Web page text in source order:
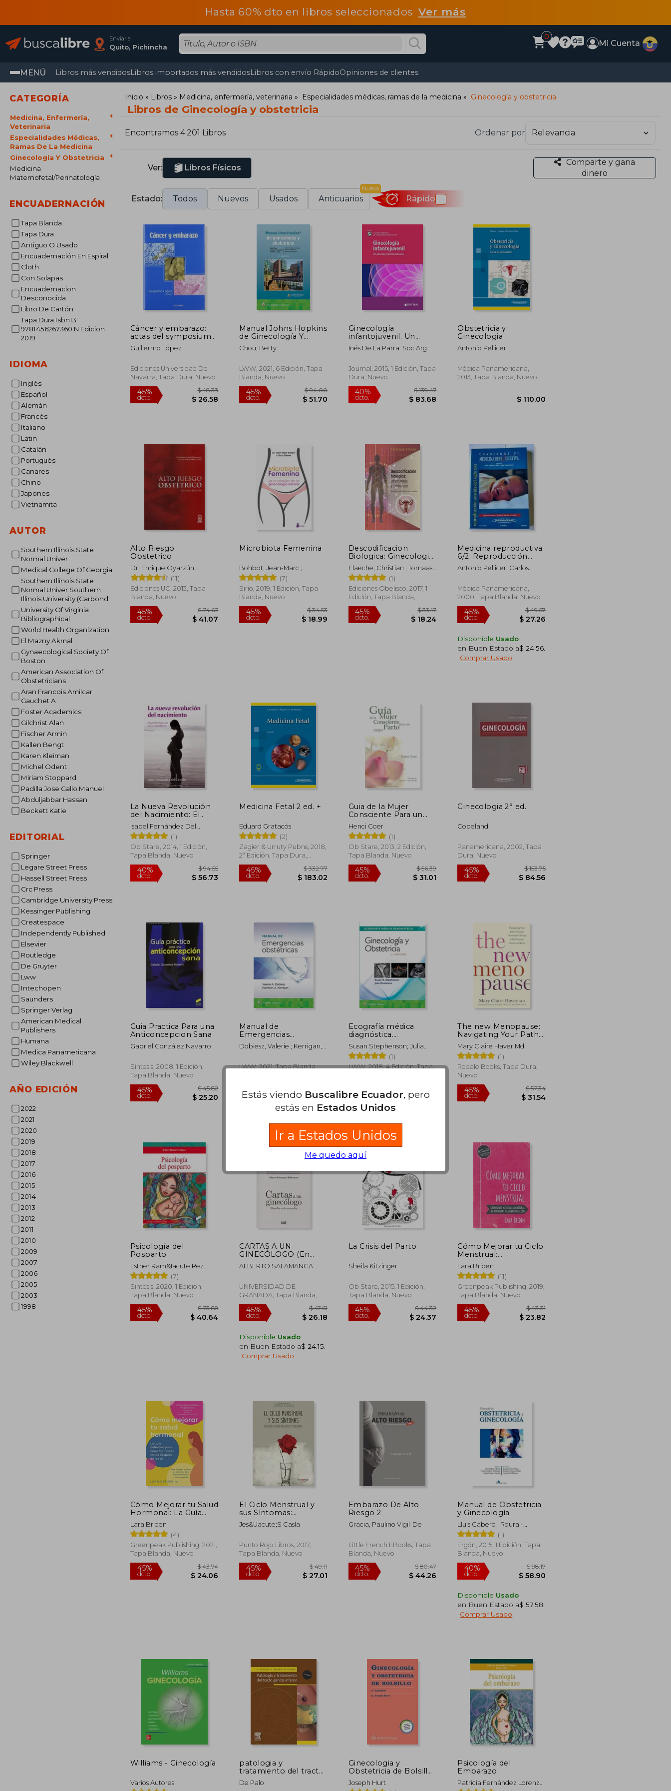
Hasta 60% dto en libros seleccionadosVer más
Enviar a
Quito, Pichincha
0
Mi Cuenta
MENÚ Libros más vendidosLibros importados más vendidosLibros con envío RápidoOpiniones de clientes
CATEGORÍA
Medicina, Enfermería,
Veterinaria
Especialidades Médicas,
Ramas De La Medicina
Ginecología Y Obstetricia
Medicina
Maternofetal/Perinatología
ENCUADERNACIÓN
Tapa Blanda
Tapa Dura
Antiguo O Usado
Encuadernación En Espiral
Cloth
Con Solapas
Encuadernacion
Desconocida
Libro De Cartón
Tapa Dura Isbn13
9781456267360 N Edicion
2019
IDIOMA
Inglés
Español
Alemán
Francés
Italiano
Latin
Catalán
Portugués
Canares
Chino
Japones
Vietnamita
AUTOR
Southern Illinois State
Normal Univer
Medical College Of Georgia
Southern Illinois State
Normal Univer Southern
Illinois University (Carbond
University Of Virginia
Bibliographical
World Health Organization
El Mazny Akmal
Gynaecological Society Of
Boston
American Association Of
Obstetricians
Aran Francois Amilcar
Gauchet A
Foster Academics
Gilchrist Alan
Fischer Armin
Kallen Bengt
Karen Kleiman
Michel Odent
Miriam Stoppard
Padilla Jose Gallo Manuel
Abduljabbar Hassan
Beckett Katie
EDITORIAL
Springer
Legare Street Press
Hassell Street Press
Crc Press
Cambridge University Press
Kessinger Publishing
Createspace
Independently Published
Elsevier
Routledge
De Gruyter
Lww
Intechopen
Saunders
Springer Verlag
American Medical
Publishers
Humana
Medica Panamericana
Wiley Blackwell
AÑO EDICIÓN
2022
2021
2020
2019
2018
2017
2016
2015
2014
2013
2012
2011
2010
2009
2007
2006
2005
2003
1998
Inicio Libros Medicina, enfermería, veterinaria Especialidades médicas, ramas de la medicina Ginecología y obstetricia
Libros de Ginecología y obstetricia
Encontramos 4.201 Libros Ordenar por
Ver: Libros Físicos
Comparte y gana
dinero
Estado: Todos Nuevos Usados Anticuarios
Nuevo
Rápido
Cáncer y embarazo:
actas del symposium
celebrado en
Pamplona (Navarra),
marzo de 2006 (Libros
de medicina)
Guillermo López
Ediciones Universidad De
Navarra, Tapa Dura, Nuevo
Manual Johns Hopkins
de Ginecología Y
Obstetricia
Chou, Betty
LWW, 2021, 6 Edición, Tapa
Blanda, Nuevo
Ginecología
infantojuvenil. Un
abordaje
interdisciplinario
Inés De La Parra. Soc Arg
Juvenil SAGIJ - Alejandra J.
Giurgiovich - María Eugenia
Escobar De Fernández
Journal, 2015, 1 Edición, Tapa
Dura, Nuevo
$ 83.68
Obstetricia y
Ginecologia
Antonio Pellicer
Médica Panamericana,
2013, Tapa Blanda, Nuevo
Alto Riesgo
Obstetrico
Dr. Enrique Oyarzún
Ebensperger; Dr. José
Andrés Poblete Lizana
(11)
Ediciones UC, 2013, Tapa
Blanda, Nuevo
Microbiota Femenina
Bohbot, Jean-Marc ;
Etienne, Rica (7)
Sirio, 2019, 1 Edición, Tapa
Blanda, Nuevo
Descodificacion
Biologica: Ginecologia
y Embarazo
Flaeche, Christian ; Tomaas,
Paca
(1)
Ediciones Obelisco, 2017, 1
Edición, Tapa Blanda,
Nuevo
Medicina reproductiva
6/2: Reproducción
asistida del siglo XXI
Antonio Pellicer, Carlos
Médica Panamericana,
2000, Tapa Blanda, Nuevo
Disponible Usado
en Buen Estado a$ 24.56
Comprar Usado
La Nueva Revolución
del Nacimiento: El
Camino Hacia un
Nuevo Paradigma
Isabel Fernández Del
Castillo
(1)
Ob Stare, 2014, 1 Edición,
Tapa Blanda, Nuevo
40%
dcto.
Medicina Fetal 2 ed. +
Eduard Gratacós
(2)
Zagier & Urruty Pubns, 2018,
2ª Edición, Tapa Dura,
Nuevo
45%
dcto.
Guia de la Mujer
Consciente Para un
Parto Mejor
Henci Goer
(1)
Ob Stare, 2013, 2 Edición,
Tapa Blanda, Nuevo
45%
dcto.
$ 56.39
$ 31.01
Ginecologia 2° ed.
Copeland
Panamericana, 2002, Tapa
Dura, Nuevo
45%
dcto.
Guia Practica Para una
Anticoncepcion Sana
Gabriel González Navarro
Sintesis, 2008, 1 Edición,
Tapa Blanda, Nuevo
45%
dcto.
Manual de
Emergencias
Obstétricas
Dobiesz, Valerie ; Kerrigan,
LWW, 2021, Tapa Blanda,
15% $ 60.00
$ 51.00
Ecografía médica
diagnóstica.
Ginecología y
Obstetricia
Susan Stephenson; Julia
Dmitrieva
(1)
LWW, 2018, 4 Edición, Tapa
15%
dcto.
The new Menopause:
Navigating Your Path
Through Hormonal
Change With Purpose,
Power, and Facts (en
Inglés)
Mary Claire Haver Md
(1)
Rodale Books, Tapa Dura,
Nuevo
45%
dcto.
Psicología del
Posparto
Esther Ram&Iacute;Rez
Matos
(7)
Sintesis, 2020, 1 Edición,
Tapa Blanda, Nuevo
45%
dcto.
CARTAS A UN
GINECÓLOGO (En
papel)
ALBERTO SALAMANCA
UNIVERSIDAD DE
GRANADA, Tapa Blanda,
Nuevo
45%
dcto.
Disponible Usado
en Buen Estado a$ 24.15
Comprar Usado
La Crisis del Parto
Sheila Kitzinger
Ob Stare, 2015, 1 Edición,
Tapa Blanda, Nuevo
45%
Cómo Mejorar tu Ciclo
Menstrual:
Tratamiento Natural
Para Mejorar las
Hormonas y la
Menstruación
Lara Briden
(11)
Greenpeak Publishing, 2019,
Tapa Blanda, Nuevo
45%
Cómo Mejorar tu Salud
Hormonal: La Guía
Definitiva Para Tener
Hormonas Sanas
Después de los 40
Lara Briden
(4)
Greenpeak Publishing, 2021,
Tapa Blanda, Nuevo
45%
El Ciclo Menstrual y
sus Síntomas:
Descodificación
Biológica
Jes&Uacute;S Casla
Punto Rojo Libros, 2017,
Tapa Blanda, Nuevo
45%
Embarazo De Alto
Riesgo 2
Gracia, Paulino Vigil-De
Little French EBooks, Tapa
Blanda, Nuevo
45% $ 80.47
Manual de Obstetricia
y Ginecología
Lluis Cabero I Roura -
Donato Saldivar Rodríguez
- Sergio Fajardo Dueñas
(1)
Ergón, 2015, 1 Edición, Tapa
Blanda, Nuevo
40%
Disponible Usado
en Buen Estado a$ 57.58
Comprar Usado
Williams - Ginecología
Varios Autores
patologia y
tratamiento del tracto
genital inferior 2 ed.
De Palo
Ginecologia y
Obstetricia de Bolsillo
2ªEd
Joseph Hurt
Psicología del
Embarazo
Patricia Fernández Lorenzo,
Estás viendo Buscalibre Ecuador, pero
estás en Estados Unidos
Ir a Estados Unidos
Me quedo aquí